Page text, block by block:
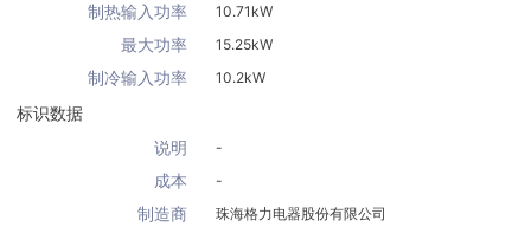
制热输入功率 10.71kW
最大功率 15.25kW
制冷输入功率 10.2kW
标识数据
说明
-
成本 -
制造商 珠海格力电器股份有限公司